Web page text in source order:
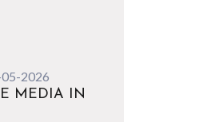
2026
MEDIA IN